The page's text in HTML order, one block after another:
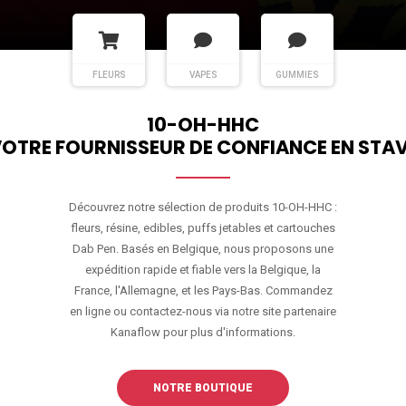
FLEURS VAPES GUMMIES
10-OH-HHC
FOURNISSEUR DE CONFIANCE EN
Découvrez notre sélection de produits 10-OH-HHC :
fleurs, résine, edibles, puffs jetables et cartouches
Dab Pen. Basés en Belgique, nous proposons une
expédition rapide et fiable vers la Belgique, la
France, l'Allemagne, et les Pays-Bas. Commandez
en ligne ou contactez-nous via notre site partenaire
Kanaflow pour plus d'informations.
NOTRE BOUTIQUE